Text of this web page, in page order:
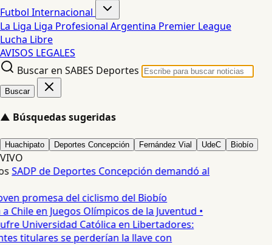
Futbol Internacional
La Liga Liga Profesional Argentina Premier League
Lucha Libre
AVISOS LEGALES
Buscar en SABES Deportes
Buscar
▲ Búsquedas sugeridas
Huachipato Deportes Concepción Fernández Vial UdeC Biobío
VIVO
SADP de Deportes Concepción demandó al
promesa del ciclismo del Biobío
Chile en Juegos Olímpicos de la Juventud •
Universidad Católica en Libertadores:
titulares se perderían la llave con